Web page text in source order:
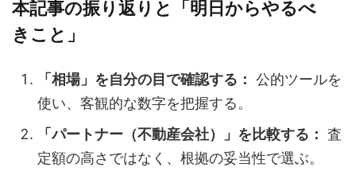
本記事の振り返りと「明日からやるべ
きこと」
「相場」を自分の目で確認する： 公的ツールを
使い、客観的な数字を把握する。
「パートナー（不動産会社）」を比較する： 査
定額の高さではなく、根拠の妥当性で選ぶ。